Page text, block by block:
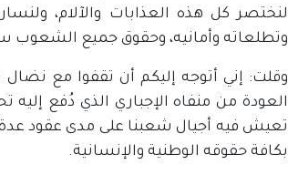
لنختصر كل هذه العذابات والآلام،
وتطلعاته وأمانيه، وحقوق جميع الشعوب
وقلت: إني أتوجه إليكم أن تقفوا مع
العودة من منفاه الإجباري الذي دُفع
تعيش فيه أجيال شعبنا على مدى عقود
بكافة حقوقه الوطنية والإنسانية.